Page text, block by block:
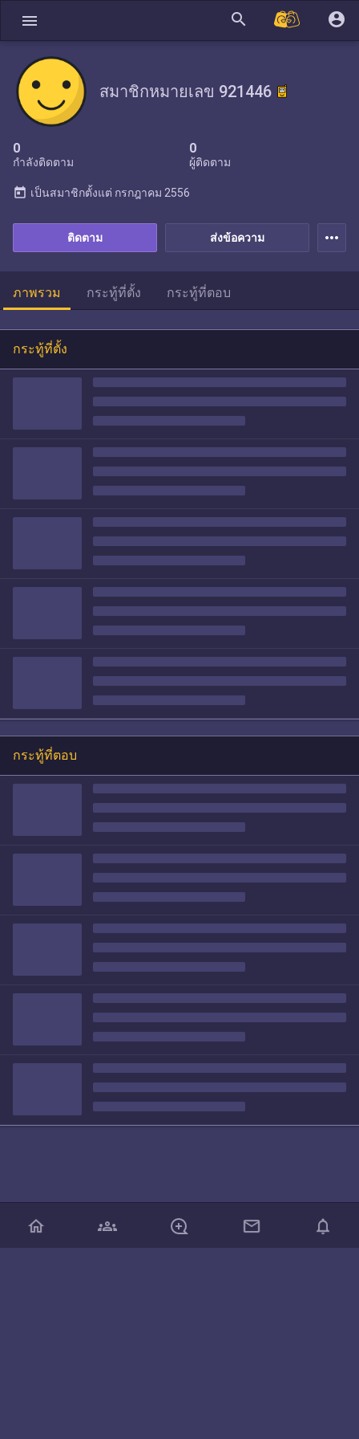
menu search account_circle
สมาชิกหมายเลข 921446
0
กำลังติดตาม
0
ผู้ติดตาม
ส่งข้อความ
ติดตาม
today เป็นสมาชิกตั้งแต่ กรกฎาคม 2556
more_horiz
ภาพรวม กระทู้ที่ตั้ง กระทู้ที่ตอบ
กระทู้ที่ตั้ง
กระทู้ที่ตอบ